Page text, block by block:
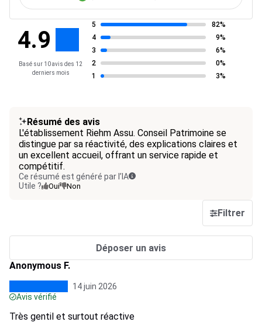
4.9
Basé sur 10 avis des 12
derniers mois
5
82%
4
9%
3
6%
2
0%
1
3%
Résumé des avis
L'établissement Riehm Assu. Conseil Patrimoine se
distingue par sa réactivité, des explications claires et
un excellent accueil, offrant un service rapide et
compétitif.
Ce résumé est généré par l’IA
Utile ?
Oui Non
Filtrer
Déposer un avis
Anonymous F.
14 juin 2026
Avis vérifié
Très gentil et surtout réactive